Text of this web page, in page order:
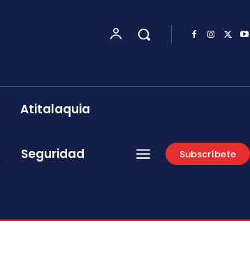
Atitalaquia
Seguridad Subscríbete